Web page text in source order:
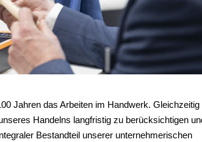
Jahren das Arbeiten im Handwerk. Gleichzeitig
Handelns langfristig zu berücksichtigen
Bestandteil unserer unternehmerischen